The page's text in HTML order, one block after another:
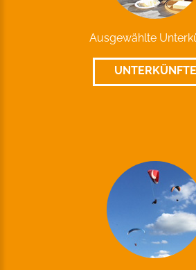
Ausgewählte
UNTERKÜNFTE